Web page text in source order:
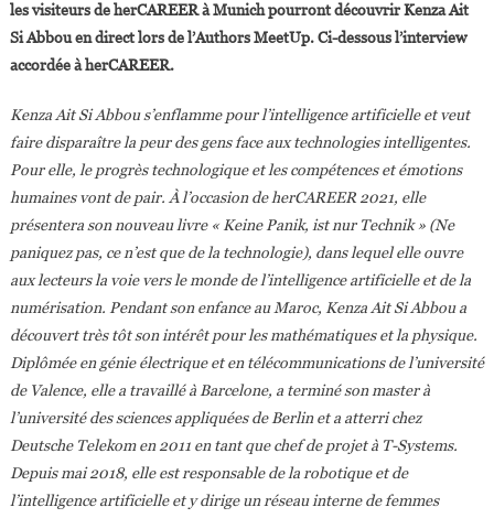
les visiteurs de herCAREER à Munich pourront découvrir Kenza Ait
Si Abbou en direct lors de l’Authors MeetUp.Ci-dessous l’interview
accordée à herCAREER.
Kenza Ait Si Abbou s’enflamme pour l’intelligence artificielle et veut
faire disparaître la peur des gens face aux technologies intelligentes.
Pour elle, le progrès technologique et les compétences et émotions
humaines vont de pair. À l’occasion de herCAREER 2021, elle
présentera son nouveau livre « Keine Panik, ist nur Technik » (Ne
paniquez pas, ce n’est que de la technologie), dans lequel elle ouvre
aux lecteurs la voie vers le monde de l’intelligence artificielle et de la
numérisation. Pendant son enfance au Maroc, Kenza Ait Si Abbou a
découvert très tôt son intérêt pour les mathématiques et la physique.
Diplômée en génie électrique et en télécommunications de l’université
de Valence, elle a travaillé à Barcelone, a terminé son master à
l’université des sciences appliquées de Berlin et a atterri chez
Deutsche Telekom en 2011 en tant que chef de projet à T-Systems.
Depuis mai 2018, elle est responsable de la robotique et de
l’intelligence artificielle et y dirige un réseau interne de femmes